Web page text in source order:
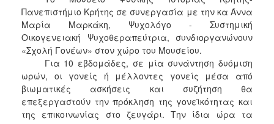
2019
2018
2017
2016
2015
2012
Πανεπιστήμιο Κρήτης σε συνεργασία με την κα Άννα
Μαρία Μαρκάκη, Ψυχολόγο - Συστημική
Οικογενειακή Ψυχοθεραπεύτρια, συνδιοργανώνουν
«Σχολή Γονέων» στον χώρο του Μουσείου.
Για 10 εβδομάδες, σε μία συνάντηση δυόμιση
ωρών, οι γονείς ή μέλλοντες γονείς μέσα από
βιωματικές ασκήσεις και συζήτηση θα
επεξεργαστούν την πρόκληση της γονεϊκότητας και
της επικοινωνίας στο ζευγάρι. Την ίδια ώρα τα